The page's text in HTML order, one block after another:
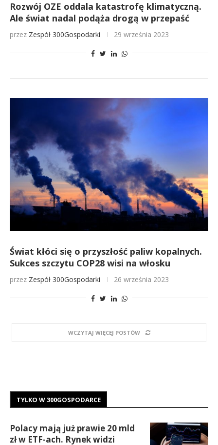
Rozwój OZE oddala katastrofę klimatyczną.
Ale świat nadal podąża drogą w przepaść
przez Zespół 300Gospodarki 29 września 2023
Świat kłóci się o przyszłość paliw kopalnych.
Sukces szczytu COP28 wisi na włosku
przez Zespół 300Gospodarki 26 września 2023
WCZYTAJ WIĘCEJ POSTÓW
TYLKO W 300GOSPODARCE
Polacy mają już prawie 20 mld
zł w ETF-ach. Rynek widzi